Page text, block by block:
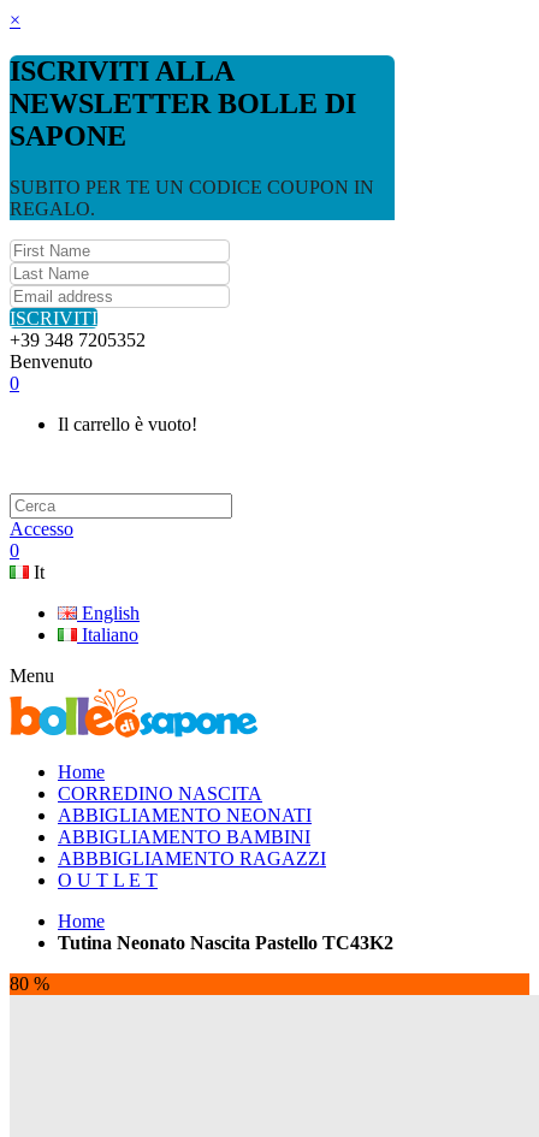
×
ISCRIVITI ALLA
NEWSLETTER BOLLE DI
SAPONE
SUBITO PER TE UN CODICE COUPON IN
REGALO.
ISCRIVITI
+39 348 7205352
Benvenuto
0
Il carrello è vuoto!
Accesso
0
It
English
Italiano
Menu
Home
CORREDINO NASCITA
ABBIGLIAMENTO NEONATI
ABBIGLIAMENTO BAMBINI
ABBBIGLIAMENTO RAGAZZI
O U T L E T
Home
Tutina Neonato Nascita Pastello TC43K2
80 %